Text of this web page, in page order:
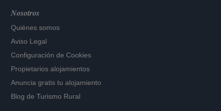
Nosotros
Quiénes somos
Aviso Legal
Configuración de Cookies
Propietarios alojamientos
Anuncia gratis tu alojamiento
Blog de Turismo Rural